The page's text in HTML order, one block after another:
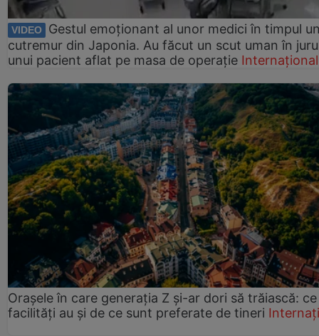
VIDEO
Gestul emoționant al unor medici în timpul
cutremur din Japonia. Au făcut un scut uman în
unui pacient aflat pe masa de operație Internațional
Orașele în care generația Z și-ar dori să trăiască: ce
facilități au și de ce sunt preferate de tineri